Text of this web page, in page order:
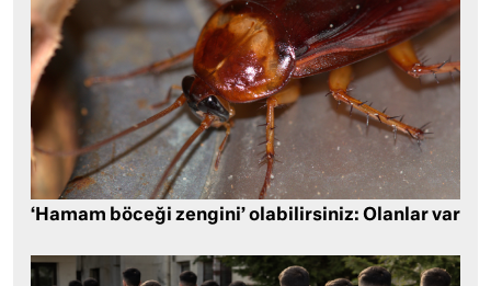
‘Hamam böceği zengini’ olabilirsiniz: Olanlar var